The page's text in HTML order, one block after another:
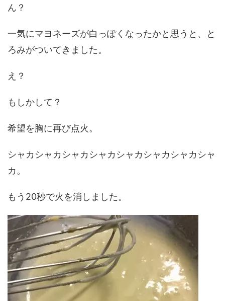
ん？
一気にマヨネーズが白っぽくなったかと思うと、と
ろみがついてきました。
え？
もしかして？
希望を胸に再び点火。
シャカシャカシャカシャカシャカシャカシャカシャ
カ。
もう20秒で火を消しました。